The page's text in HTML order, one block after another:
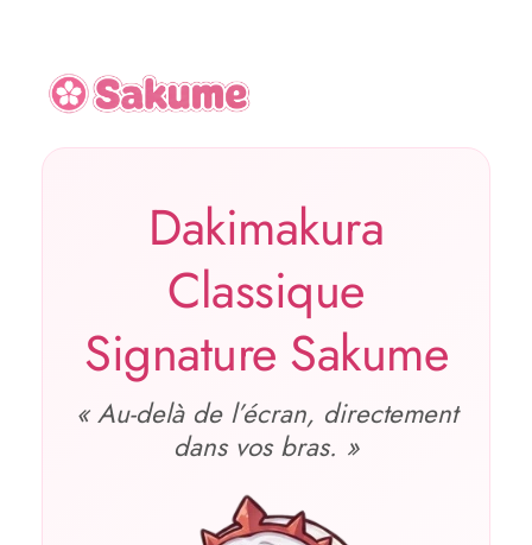
Dakimakura
Classique
Signature Sakume
« Au‑delà de l’écran, directement
dans vos bras. »